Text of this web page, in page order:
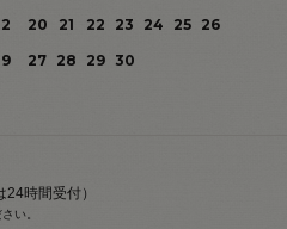
20
21 22 23 24 25
26
27 28 29 30
時間受付）
い。